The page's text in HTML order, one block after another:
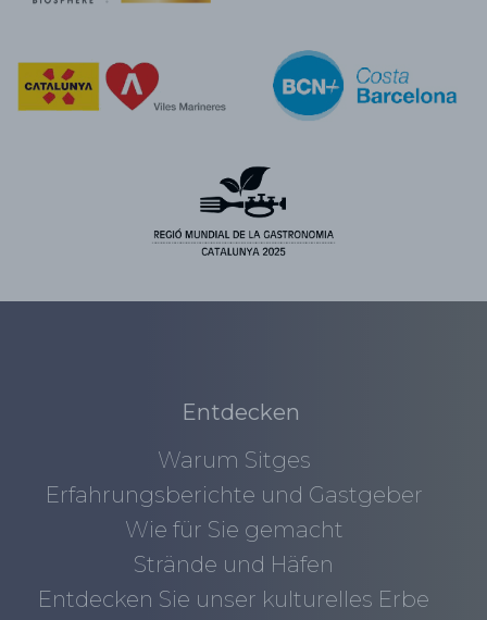
Entdecken
Warum Sitges
Erfahrungsberichte und Gastgeber
Wie für Sie gemacht
Strände und Häfen
Entdecken Sie unser kulturelles Erbe